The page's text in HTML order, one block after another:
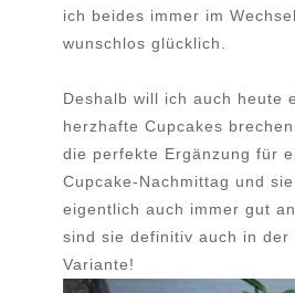
ich beides immer im
wunschlos glücklich.
Deshalb will ich auch heute
herzhafte Cupcakes
die perfekte Ergänzung für
Cupcake-Nachmittag und
eigentlich auch immer gut
sind sie definitiv auch in der
Variante!